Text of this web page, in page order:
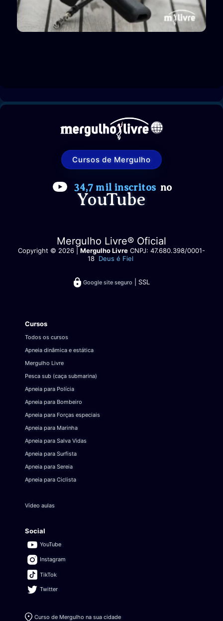
Cursos de Mergulho
34,7 mil inscritos no
YouTube
Mergulho Livre® Oficial
Copyright © 2026 | Mergulho Livre CNPJ: 47.680.398/0001-
18 Deus é Fiel
Google site seguro | SSL
Cursos
Todos os cursos
Apneia dinâmica e estática
Mergulho Livre
Pesca sub (caça submarina)
Apneia para Polícia
Apneia para Bombeiro
Apneia para Forças especiais
Apneia para Marinha
Apneia para Salva Vidas
Apneia para Surfista
Apneia para Sereia
Apneia para Ciclista
Vídeo aulas
Social
YouTube
Instagram
TikTok
Twitter
Curso de Mergulho na sua cidade